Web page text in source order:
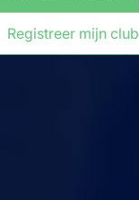
Registreer mijn club